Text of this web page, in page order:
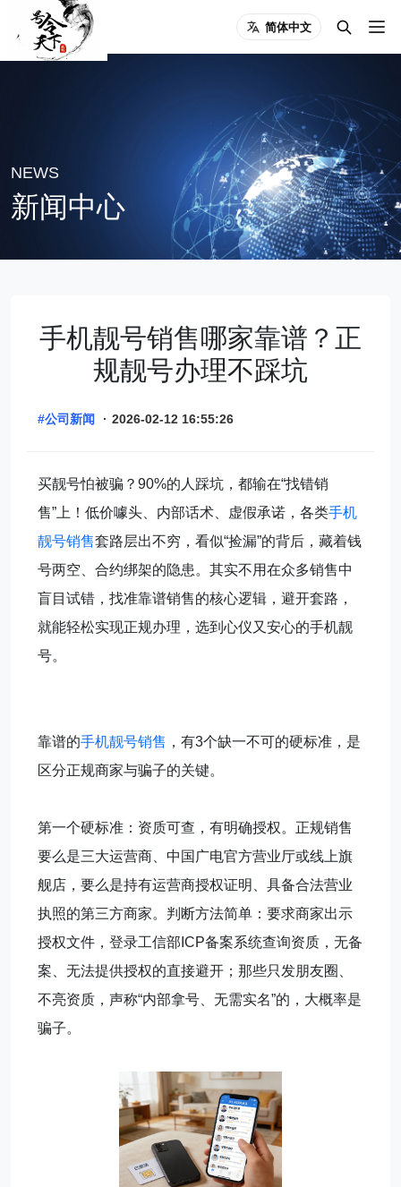
简体中文
NEWS
新闻中心
手机靓号销售哪家靠谱？正
规靓号办理不踩坑
#公司新闻 · 2026-02-12 16:55:26
买靓号怕被骗？90%的人踩坑，都输在“找错销
售”上！低价噱头、内部话术、虚假承诺，各类手机
靓号销售套路层出不穷，看似“捡漏”的背后，藏着钱
号两空、合约绑架的隐患。其实不用在众多销售中
盲目试错，找准靠谱销售的核心逻辑，避开套路，
就能轻松实现正规办理，选到心仪又安心的手机靓
号。
靠谱的手机靓号销售 ，有3个缺一不可的硬标准，是
区分正规商家与骗子的关键。
第一个硬标准：资质可查，有明确授权。正规销售
要么是三大运营商、中国广电官方营业厅或线上旗
舰店，要么是持有运营商授权证明、具备合法营业
执照的第三方商家。判断方法简单：要求商家出示
授权文件，登录工信部ICP备案系统查询资质，无备
案、无法提供授权的直接避开；那些只发朋友圈、
不亮资质，声称“内部拿号、无需实名”的，大概率是
骗子。